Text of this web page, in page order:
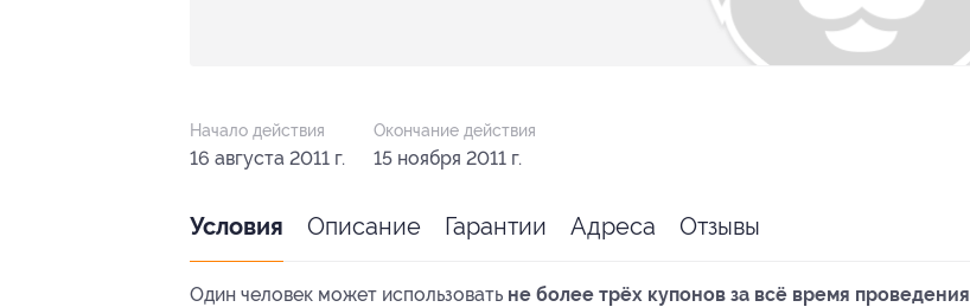
Начало действия
16 августа 2011 г.
Окончание действия
15 ноября 2011 г.
Условия Описание Гарантии Адреса Отзывы
Один человек может использовать не более трёх купонов за всё время проведения